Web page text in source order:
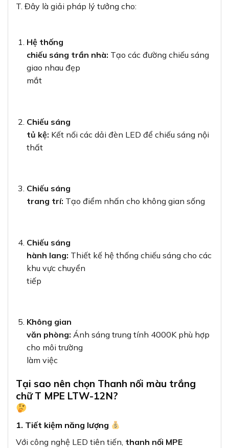
T. Đây là giải pháp lý tưởng cho:
Hệ thống
chiếu sáng trần nhà: Tạo các đường chiếu sáng
giao nhau đẹp
mắt
Chiếu sáng
tủ kệ: Kết nối các dải đèn LED để chiếu sáng nội
thất
Chiếu sáng
trang trí: Tạo điểm nhấn cho không gian sống
Chiếu sáng
hành lang: Thiết kế hệ thống chiếu sáng cho các
khu vực chuyển
tiếp
Không gian
văn phòng: Ánh sáng trung tính 4000K phù hợp
cho môi trường
làm việc
Tại sao nên chọn Thanh nối màu trắng
chữ T MPE LTW-12N?
1. Tiết kiệm năng lượng
Với công nghệ LED tiên tiến, thanh nối MPE